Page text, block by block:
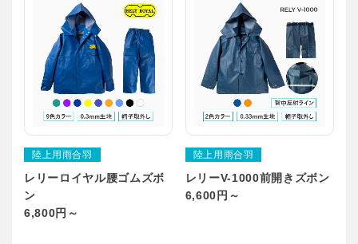
陸上用雨合羽
レリーロイヤル腰ゴムズボ
ン
6,800円～
陸上用雨合羽
レリーV-1000前開きズボン
6,600円～